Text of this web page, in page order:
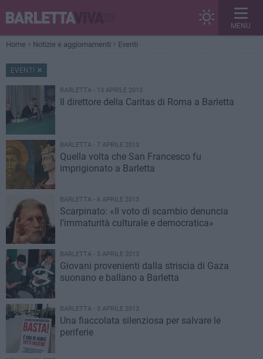
MENU
Home Notizie e aggiornamenti Eventi
EVENTI
BARLETTA - 13 APRILE 2013
Il direttore della Caritas di Roma a Barletta
BARLETTA - 7 APRILE 2013
Quella volta che San Francesco fu
imprigionato a Barletta
BARLETTA - 6 APRILE 2013
Scarpinato: «Il voto di scambio denuncia
l’immaturità culturale e democratica»
BARLETTA - 5 APRILE 2013
Giovani provenienti dalla striscia di Gaza
suonano e ballano a Barletta
BARLETTA - 3 APRILE 2013
Una fiaccolata silenziosa per salvare le
periferie